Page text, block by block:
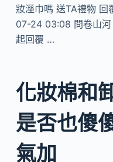
妝溼巾嗎 送TA禮物
07-24 03:08 問卷山
起回覆 …
化妝棉和
是否也傻
氣加